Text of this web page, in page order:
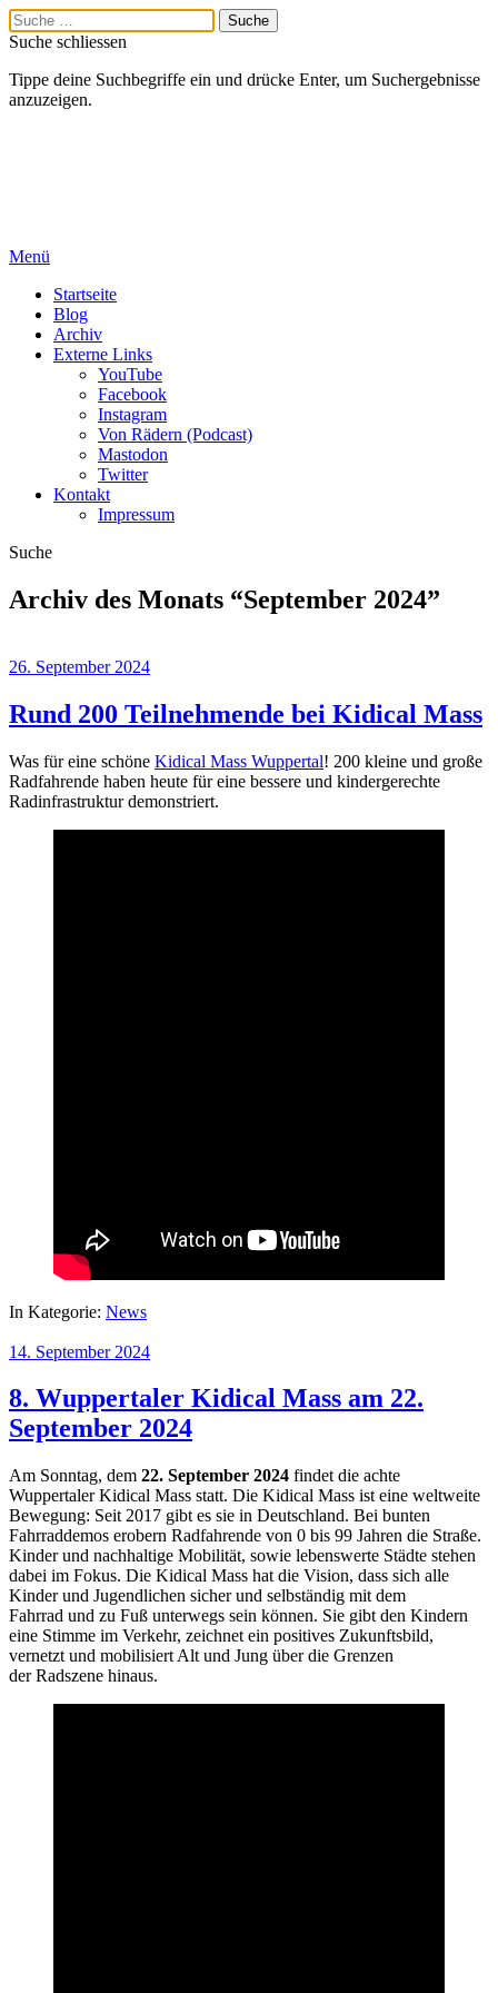
Suche schliessen
Tippe deine Suchbegriffe ein und drücke Enter, um Suchergebnisse
anzuzeigen.
Menü
Startseite
Blog
Archiv
Externe Links
YouTube
Facebook
Instagram
Von Rädern (Podcast)
Mastodon
Twitter
Kontakt
Impressum
Suche
Archiv des Monats “September 2024”
26. September 2024
Rund 200 Teilnehmende bei Kidical Mass
Was für eine schöne Kidical Mass Wuppertal! 200 kleine und große
Radfahrende haben heute für eine bessere und kindergerechte
Radinfrastruktur demonstriert.
In Kategorie: News
14. September 2024
8. Wuppertaler Kidical Mass am 22.
September 2024
Am Sonntag, dem 22. September 2024 findet die achte
Wuppertaler Kidical Mass statt. Die Kidical Mass ist eine weltweite
Bewegung: Seit 2017 gibt es sie in Deutschland. Bei bunten
Fahrraddemos erobern Radfahrende von 0 bis 99 Jahren die Straße.
Kinder und nachhaltige Mobilität, sowie lebenswerte Städte stehen
dabei im Fokus. Die Kidical Mass hat die Vision, dass sich alle
Kinder und Jugendlichen sicher und selbständig mit dem
Fahrrad und zu Fuß unterwegs sein können. Sie gibt den Kindern
eine Stimme im Verkehr, zeichnet ein positives Zukunftsbild,
vernetzt und mobilisiert Alt und Jung über die Grenzen
der Radszene hinaus.